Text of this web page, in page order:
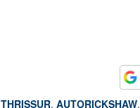
THRISSUR, AUTORICKSHAW,